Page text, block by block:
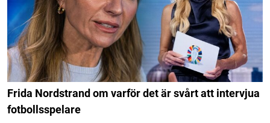
Frida Nordstrand om varför det är svårt att intervjua
fotbollsspelare